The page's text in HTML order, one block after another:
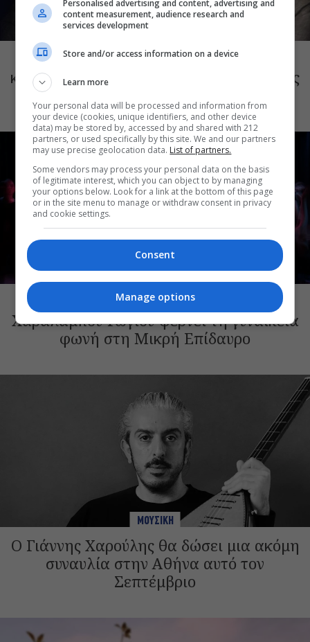
Το Ροκ το Ελληνικό: Κώστας Τουρνάς
και Διονύσης Τσακνής στο Θέατρο Άλσος
Choreka: Η μουσική παράσταση του
Χαράλαμπου Γωγιού φέρνει τη γυναικεία
φωνή στη Μικρή Επίδαυρο
ΜΟΥΣΙΚΗ
Ο Γιάννης Χαρούλης θα δώσει μια ακόμη
συναυλία στην Αθήνα αυτό τον
Σεπτέμβριο
Personalised advertising and content, advertising and
content measurement, audience research and
services development
Store and/or access information on a device
Learn more
Your personal data will be processed and information from
your device (cookies, unique identifiers, and other device
data) may be stored by, accessed by and shared with 212
partners, or used specifically by this site. We and our partners
may use precise geolocation data. List of partners.
Some vendors may process your personal data on the basis
of legitimate interest, which you can object to by managing
your options below. Look for a link at the bottom of this page
or in the site menu to manage or withdraw consent in privacy
and cookie settings.
Consent
Manage options